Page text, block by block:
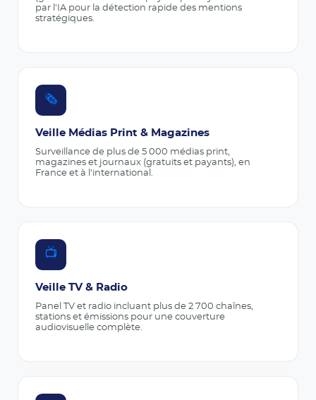
par l'IA pour la détection rapide des mentions
stratégiques.
🗞️
Veille Médias Print & Magazines
Surveillance de plus de 5 000 médias print,
magazines et journaux (gratuits et payants), en
France et à l'international.
📺
Veille TV & Radio
Panel TV et radio incluant plus de 2 700 chaînes,
stations et émissions pour une couverture
audiovisuelle complète.